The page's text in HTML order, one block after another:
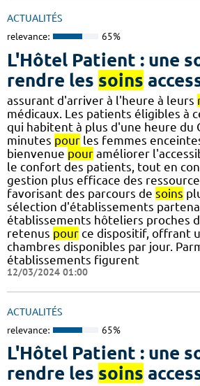
ACTUALITÉS
relevance: 65%
L'Hôtel Patient : une
rendre les soins
assurant d'arriver à l'heure à leurs
médicaux. Les patients éligibles à
qui habitent à plus d'une heure du
minutes pour les femmes
bienvenue pour améliorer
le confort des patients, tout en
gestion plus efficace des
favorisant des parcours de soins
sélection d'établissements
établissements hôteliers proches
retenus pour ce dispositif, offrant
chambres disponibles par jour.
établissements figurent
12/03/2024 01:00
ACTUALITÉS
relevance: 65%
L'Hôtel Patient : une
rendre les soins